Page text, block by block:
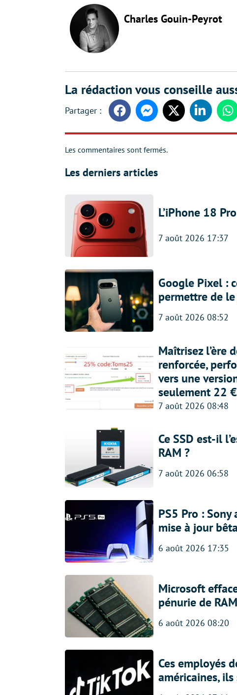
Charles Gouin-Peyrot
La rédaction vous conseille
FacebookMessengerTwitter Linkedin
Les commentaires sont fermés.
Les derniers articles
L’iPhone 18
7 août 2026 17:37
Google Pixel :
permettre de
7 août 2026 08:52
Maîtrisez l’ère
renforcée,
vers une
seulement 22
7 août 2026 08:48
Ce SSD est-il
RAM ?
7 août 2026 06:58
PS5 Pro :
mise à jour bêta
6 août 2026 17:35
Microsoft
pénurie de
6 août 2026 08:20
Ces employés
américaines,